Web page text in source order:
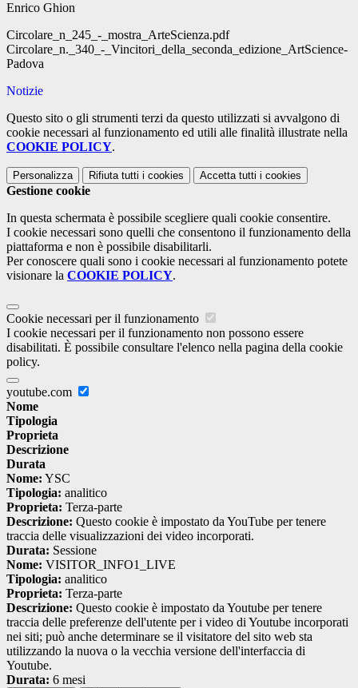
Enrico Ghion
Circolare_n_245_-_mostra_ArteScienza.pdf
Circolare_n._340_-_Vincitori_della_seconda_edizione_ArtScience-
Padova
Notizie
Questo sito o gli strumenti terzi da questo utilizzati si avvalgono di
cookie necessari al funzionamento ed utili alle finalità illustrate nella
COOKIE POLICY.
Personalizza Rifiuta tutti i cookies Accetta tutti i cookies
Gestione cookie
In questa schermata è possibile scegliere quali cookie consentire.
I cookie necessari sono quelli che consentono il funzionamento della
piattaforma e non è possibile disabilitarli.
Per conoscere quali sono i cookie necessari al funzionamento potete
visionare la COOKIE POLICY.
Cookie necessari per il funzionamento
I cookie necessari per il funzionamento non possono essere
disabilitati. È possibile consultare l'elenco nella pagina della cookie
policy.
youtube.com
Nome
Tipologia
Proprieta
Descrizione
Durata
Nome: YSC
Tipologia: analitico
Proprieta: Terza-parte
Descrizione: Questo cookie è impostato da YouTube per tenere
traccia delle visualizzazioni dei video incorporati.
Durata: Sessione
Nome: VISITOR_INFO1_LIVE
Tipologia: analitico
Proprieta: Terza-parte
Descrizione: Questo cookie è impostato da Youtube per tenere
traccia delle preferenze dell'utente per i video di Youtube incorporati
nei siti; può anche determinare se il visitatore del sito web sta
utilizzando la nuova o la vecchia versione dell'interfaccia di
Youtube.
Durata: 6 mesi